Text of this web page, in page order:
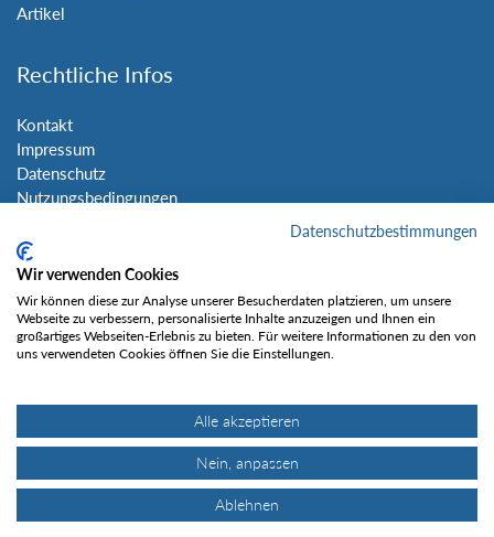
Artikel
Rechtliche Infos
Kontakt
Impressum
Datenschutz
Nutzungsbedingungen
Social Media
Gefällt mir
Datenschutzbestimmungen
Wir verwenden Cookies
Wir können diese zur Analyse unserer Besucherdaten platzieren, um unsere
Webseite zu verbessern, personalisierte Inhalte anzuzeigen und Ihnen ein
großartiges Webseiten-Erlebnis zu bieten. Für weitere Informationen zu den von
uns verwendeten Cookies öffnen Sie die Einstellungen.
Alle akzeptieren
Nein, anpassen
Ablehnen